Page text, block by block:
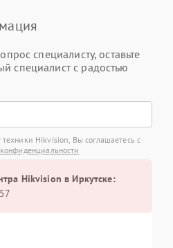
специалисту, оставьте
специалист с радостью
Hikvision, Вы соглашаетесь с
Hikvision в Иркутске: